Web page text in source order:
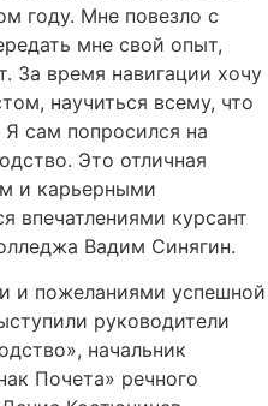
году. Мне повезло с
мне свой опыт,
За время навигации хочу
научиться всему, что
сам попросился на
Это отличная
и карьерными
впечатлениями курсант
Вадим Синягин.
и пожеланиями успешной
руководители
начальник
Почета» речного